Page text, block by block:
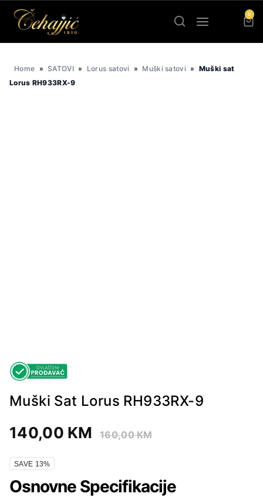
0
Home » SATOVI » Lorus satovi » Muški satovi » Muški sat
Lorus RH933RX-9
Muški Sat Lorus RH933RX-9
140,00 KM 160,00KM
SAVE 13%
Osnovne Specifikacije